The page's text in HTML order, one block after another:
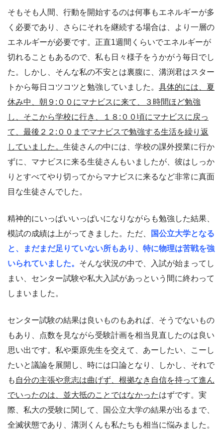
そもそも人間、行動を開始するのは何事もエネルギーが多
く必要であり、さらにそれを継続する場合は、より一層の
エネルギーが必要です。正直1週間くらいでエネルギーが
切れることもあるので、私も日々様子をうかがう毎日でし
た。しかし、そんな私の不安とは裏腹に、溝渕君はスター
トから毎日コツコツと勉強していました。 具体的には、夏
休み中、朝９:００にマナビスに来て、３時間ほど勉強
し、そこから学校に行き、１８:００頃にマナビスに戻っ
て、最後２２:００までマナビスで勉強する生活を繰り返
していました。 生徒さんの中には、学校の課外授業に行か
ずに、マナビスに来る生徒さんもいましたが、彼はしっか
りとすべてやり切ってからマナビスに来るなど非常に真面
目な生徒さんでした。
精神的にいっぱいいっぱいになりながらも勉強した結果、
模試の成績は上がってきました。ただ、
国公立大学となる
と、まだまだ足りていない所もあり、特に物理は苦戦を強
いられていました。 そんな状況の中で、入試が始まってし
まい、センター試験や私大入試があっという間に終わって
しまいました。
センター試験の結果は良いものもあれば、そうでないもの
もあり、点数を見ながら受験計画を相当見直したのは良い
思い出です。私や栗原先生を交えて、あーしたい、こーし
たいと議論を展開し、時には口論となり、しかし、それで
も 自分の主張や意志は曲げず、根拠なき自信を持って進ん
でいったのは、並大抵のことではなかったはずです。実
際、私大の受験に関して、国公立大学の結果が出るまで、
全滅状態であり、溝渕くんも私たちも相当に悩みました。